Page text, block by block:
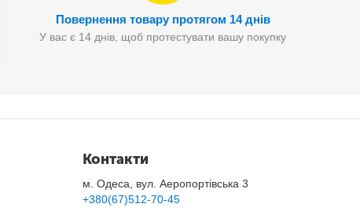
Повернення товару протягом 14 днів
У вас є 14 днів, щоб протестувати вашу покупку
Контакти
м. Одеса, вул. Аеропортівська 3
+380(67)512-70-45